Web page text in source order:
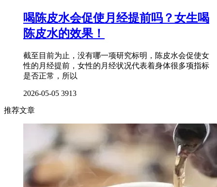
喝陈皮水会促使月经提前吗？女生喝
陈皮水的效果！
截至目前为止，没有哪一项研究标明，陈皮水会促使女
性的月经提前，女性的月经状况代表着身体很多项指标
是否正常，所以
2026-05-05 3913
推荐文章